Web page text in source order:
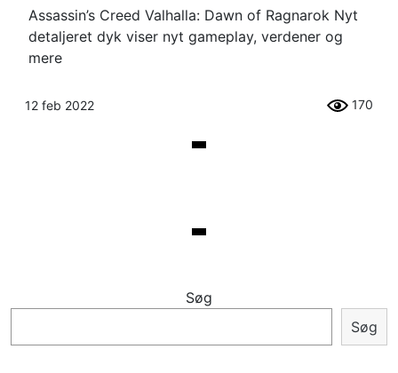
Assassin’s Creed Valhalla: Dawn of Ragnarok Nyt
detaljeret dyk viser nyt gameplay, verdener og
mere
12 feb 2022 170
Søg
Søg